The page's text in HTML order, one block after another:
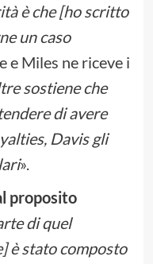
è che [ho scritto
un caso
e Miles ne riceve i
sostiene che
di avere
Davis gli
».
proposito
di quel
è stato composto